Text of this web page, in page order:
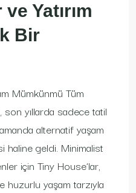
Yatırım
Bir
Mümkünmü Tüm
son yıllarda sadece tatil
alternatif yaşam
haline geldi. Minimalist
için Tiny House’lar,
huzurlu yaşam tarzıyla